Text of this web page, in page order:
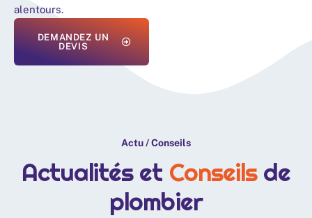
alentours.
DEMANDEZ UN
DEVIS
Actu / Conseils
Actualités et Conseilsde
plombier